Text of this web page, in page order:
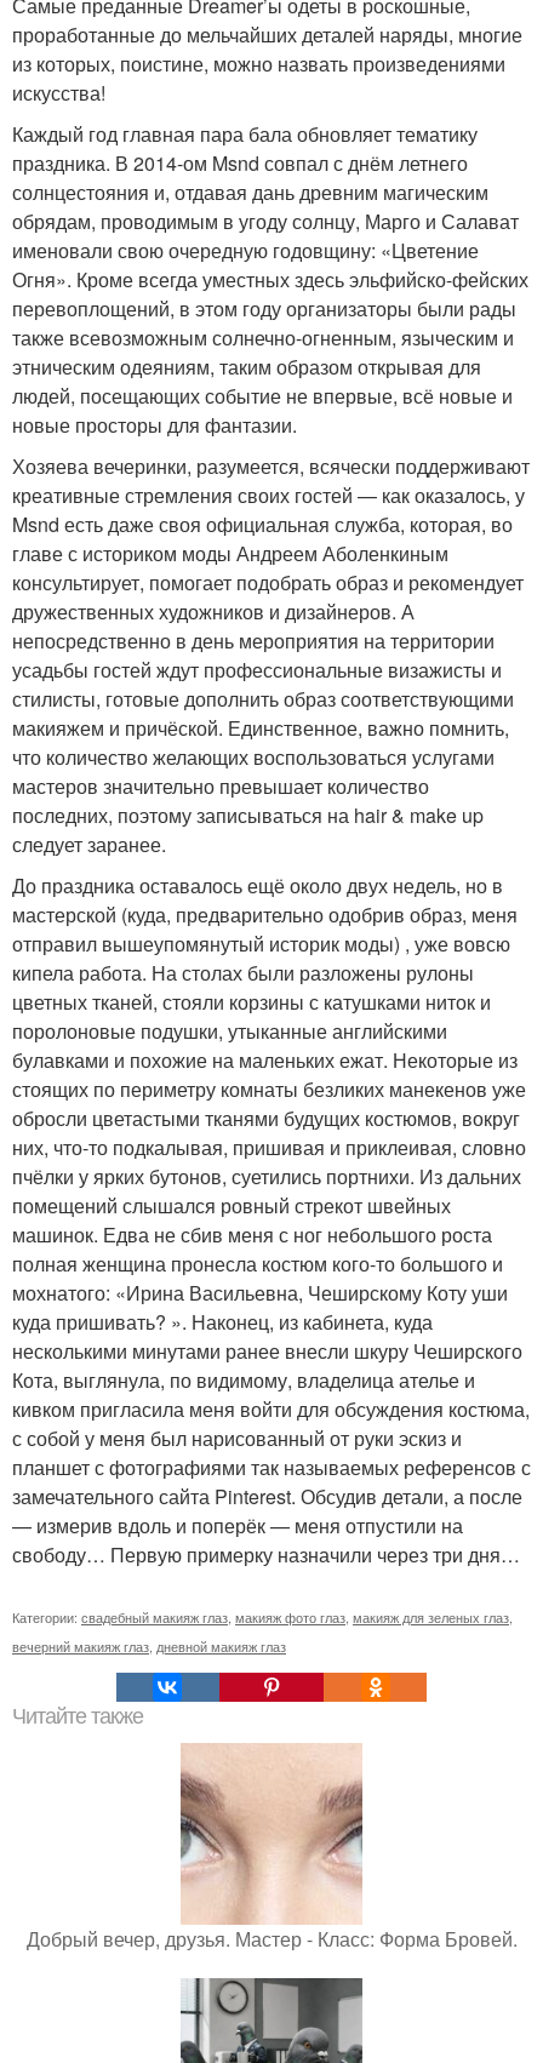
проработанные до мельчайших деталей наряды, многие
из которых, поистине, можно назвать произведениями
искусства!
Каждый год главная пара бала обновляет тематику
праздника. В 2014-ом Msnd совпал с днём летнего
солнцестояния и, отдавая дань древним магическим
обрядам, проводимым в угоду солнцу, Марго и Салават
именовали свою очередную годовщину: «Цветение
Огня». Кроме всегда уместных здесь эльфийско-фейских
перевоплощений, в этом году организаторы были рады
также всевозможным солнечно-огненным, языческим и
этническим одеяниям, таким образом открывая для
людей, посещающих событие не впервые, всё новые и
новые просторы для фантазии.
Хозяева вечеринки, разумеется, всячески поддерживают
креативные стремления своих гостей — как оказалось, у
Msnd есть даже своя официальная служба, которая, во
главе с историком моды Андреем Аболенкиным
консультирует, помогает подобрать образ и рекомендует
дружественных художников и дизайнеров. А
непосредственно в день мероприятия на территории
усадьбы гостей ждут профессиональные визажисты и
стилисты, готовые дополнить образ соответствующими
макияжем и причёской. Единственное, важно помнить,
что количество желающих воспользоваться услугами
мастеров значительно превышает количество
последних, поэтому записываться на hair & make up
следует заранее.
До праздника оставалось ещё около двух недель, но в
мастерской (куда, предварительно одобрив образ, меня
отправил вышеупомянутый историк моды) , уже вовсю
кипела работа. На столах были разложены рулоны
цветных тканей, стояли корзины с катушками ниток и
поролоновые подушки, утыканные английскими
булавками и похожие на маленьких ежат. Некоторые из
стоящих по периметру комнаты безликих манекенов уже
обросли цветастыми тканями будущих костюмов, вокруг
них, что-то подкалывая, пришивая и приклеивая, словно
пчёлки у ярких бутонов, суетились портнихи. Из дальних
помещений слышался ровный стрекот швейных
машинок. Едва не сбив меня с ног небольшого роста
полная женщина пронесла костюм кого-то большого и
мохнатого: «Ирина Васильевна, Чеширскому Коту уши
куда пришивать? ». Наконец, из кабинета, куда
несколькими минутами ранее внесли шкуру Чеширского
Кота, выглянула, по видимому, владелица ателье и
кивком пригласила меня войти для обсуждения костюма,
с собой у меня был нарисованный от руки эскиз и
планшет с фотографиями так называемых референсов с
замечательного сайта Pinterest. Обсудив детали, а после
— измерив вдоль и поперёк — меня отпустили на
свободу… Первую примерку назначили через три дня…
Категории: свадебный макияж глаз макияж фото глаз макияж для зеленых глаз
вечерний макияж глаз дневной макияж глаз
Читайте также
Добрый вечер, друзья. Мастер - Класс: Форма Бровей.